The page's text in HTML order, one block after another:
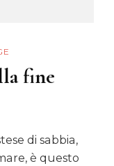
fine
di sabbia,
è questo